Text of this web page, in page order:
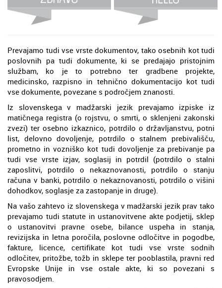
Prevajamo tudi vse vrste dokumentov, tako osebnih kot tudi
poslovnih pa tudi dokumente, ki se predajajo pristojnim
službam, ko je to potrebno ter gradbene projekte,
medicinsko, razpisno in tehnično dokumentacijo kot tudi
vse dokumente, povezane s področjem znanosti.
Iz slovenskega v madžarski jezik prevajamo izpiske iz
matičnega registra (o rojstvu, o smrti, o sklenjeni zakonski
zvezi) ter osebno izkaznico, potrdilo o državljanstvu, potni
list, delovno dovoljenje, potrdilo o stalnem prebivališču,
prometno in vozniško kot tudi dovoljenje za prebivanje pa
tudi vse vrste izjav, soglasij in potrdil (potrdilo o stalni
zaposlitvi, potrdilo o nekaznovanosti, potrdilo o stanju
računa v banki, potrdilo o nekaznovanosti, potrdilo o višini
dohodkov, soglasje za zastopanje in druge).
Na vašo zahtevo iz slovenskega v madžarski jezik prav tako
prevajamo tudi statute in ustanovitvene akte podjetij, sklep
o ustanovitvi pravne osebe, bilance uspeha in stanja,
revizijska in letna poročila, poslovne odločitve in pogodbe,
fakture, licence, certifikate kot tudi vse vrste sodnih
odločitev, pritožbe, tožb in sklepe ter pooblastila, pravni red
Evropske Unije in vse ostale akte, ki so povezani s
pravosodjem.